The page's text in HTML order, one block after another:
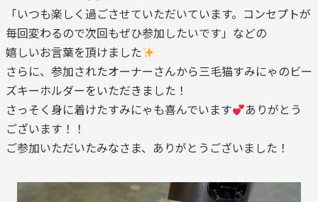
「いつも楽しく過ごさせていただいています。コンセプトが
毎回変わるので次回もぜひ参加したいです」などの
嬉しいお言葉を頂けました
さらに、参加されたオーナーさんから三毛猫すみにゃのビー
ズキーホルダーをいただきました！
さっそく身に着けたすみにゃも喜んでいます
ありがとう
ございます！！
ご参加いただいたみなさま、ありがとうございました！